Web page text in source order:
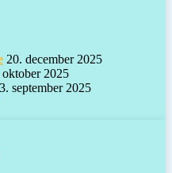
20. december 2025
oktober 2025
3. september 2025